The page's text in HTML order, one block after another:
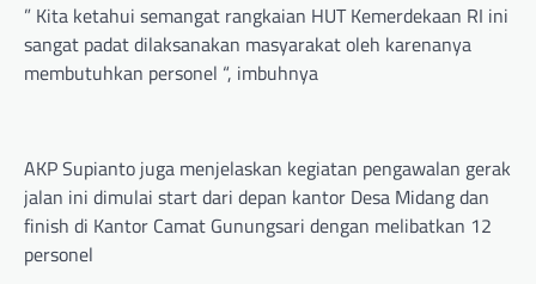
” Kita ketahui semangat rangkaian HUT Kemerdekaan RI ini
sangat padat dilaksanakan masyarakat oleh karenanya
membutuhkan personel “, imbuhnya
AKP Supianto juga menjelaskan kegiatan pengawalan gerak
jalan ini dimulai start dari depan kantor Desa Midang dan
finish di Kantor Camat Gunungsari dengan melibatkan 12
personel